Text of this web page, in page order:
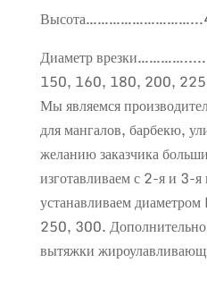
Диаметр
150, 160, 180, 200,
Мы являемся
для мангалов, барбекю,
желанию заказчика
изготавливаем с 2-я и 3-я
устанавливаем
250, 300.
вытяжки